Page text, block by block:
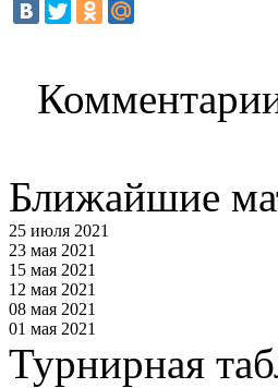
Ближайшие
25 июля 2021
23 мая 2021
15 мая 2021
12 мая 2021
08 мая 2021
01 мая 2021
Турнирная